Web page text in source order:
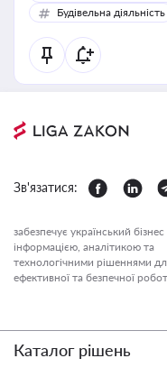
Будівельна діяльність
Зв'язатися:
забезпечує український бізнес
інформацією, аналітикою та
технологічними рішеннями
ефективної та безпечної
Каталог рішень